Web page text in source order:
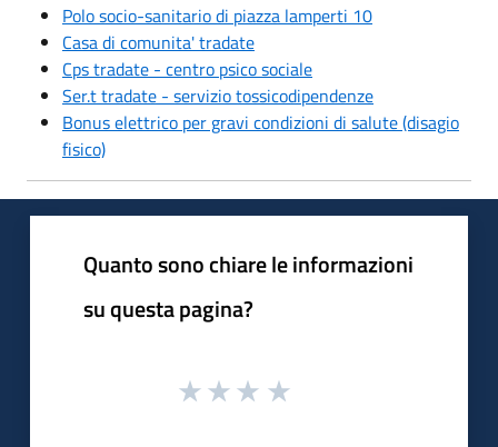
Polo socio-sanitario di piazza lamperti 10
Casa di comunita' tradate
Cps tradate - centro psico sociale
Ser.t tradate - servizio tossicodipendenze
Bonus elettrico per gravi condizioni di salute (disagio
fisico)
Quanto sono chiare le informazioni
su questa pagina?